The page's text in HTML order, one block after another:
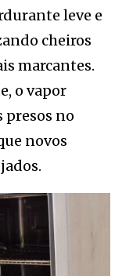
leve e
cheiros
marcantes.
o vapor
presos no
novos